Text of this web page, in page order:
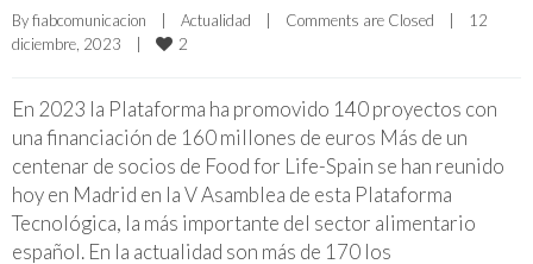
By fiabcomunicacion | Actualidad | Comments are Closed |
12
diciembre, 2023
| 2
En 2023 la Plataforma ha promovido 140 proyectos con
una financiación de 160 millones de euros Más de un
centenar de socios de Food for Life-Spain se han reunido
hoy en Madrid en la V Asamblea de esta Plataforma
Tecnológica, la más importante del sector alimentario
español. En la actualidad son más de 170 los